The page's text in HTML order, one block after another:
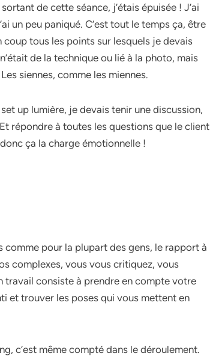
de cette séance, j’étais épuisée ! J’ai
un peu paniqué. C’est tout le temps ça, être
coup tous les points sur lesquels je devais
de la technique ou lié à la photo, mais
siennes, comme les miennes.
up lumière, je devais tenir une discussion,
répondre à toutes les questions que le client
ça la charge émotionnelle !
comme pour la plupart des gens, le rapport à
complexes, vous vous critiquez, vous
travail consiste à prendre en compte votre
et trouver les poses qui vous mettent en
c’est même compté dans le déroulement.